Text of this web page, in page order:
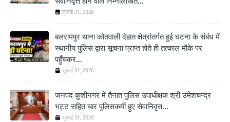
जुलाई 31, 2026
बलरामपुर थाना कोतवाली देहात क्षेत्रांतर्गत हुई घटना के संबंध में
स्थानीय पुलिस द्वारा सूचना प्राप्त होते ही तत्काल मौके पर
पहुँचकर...
जुलाई 31, 2026
जनपद कुशीनगर में तैनात पुलिस उपाधीक्षक श्री उमेशचन्द्र
भट्ट सहित चार पुलिसकर्मी हुए सेवानिवृत्त...
जुलाई 31, 2026